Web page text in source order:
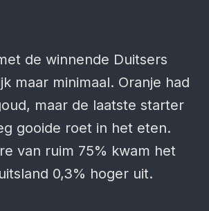
de winnende Duitsers
maar minimaal. Oranje had
maar de laatste starter
gooide roet in het eten.
van ruim 75% kwam het
0,3% hoger uit.